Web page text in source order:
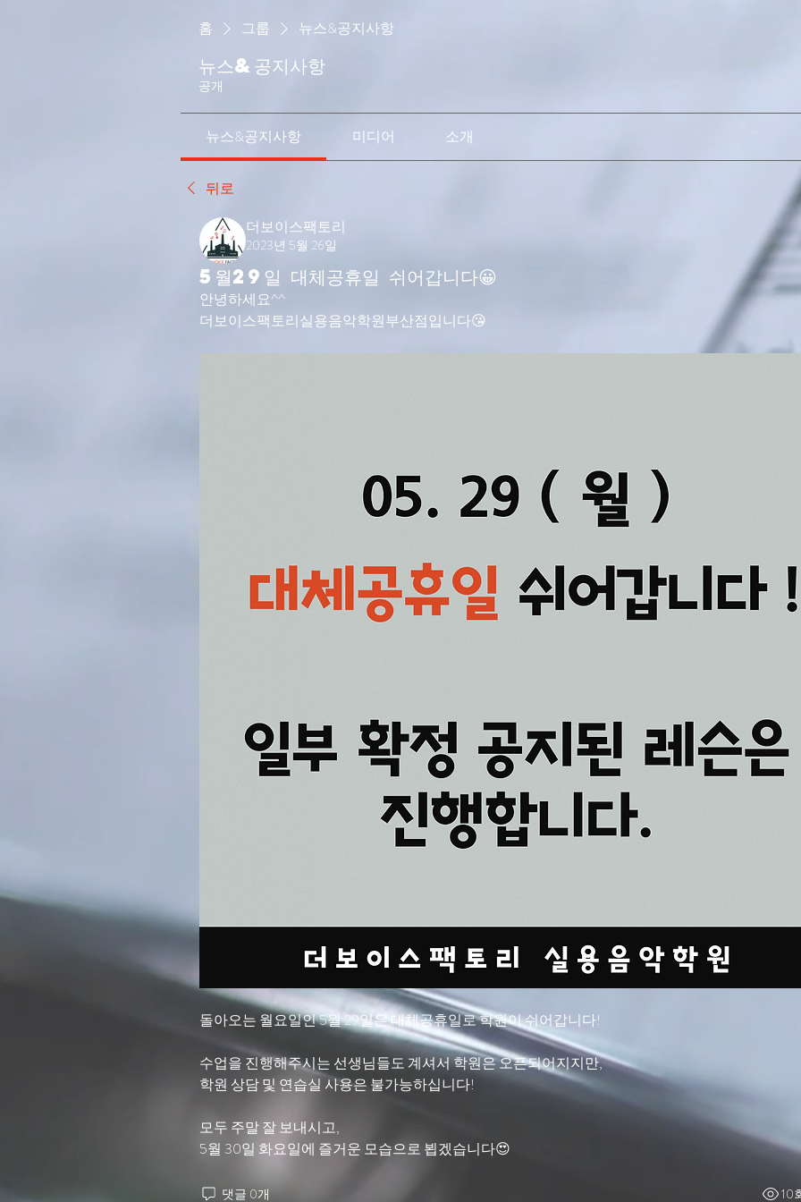
홈 그룹 뉴스&공지사항
뉴스&공지사항
공개
뉴스&공지사항 미디어 소개
뒤로
더보이스팩토리
2023년 5월 26일
5월29일 대체공휴일 쉬어갑니다😀
안녕하세요^^
더보이스팩토리실용음악학원부산점입니다😘
돌아오는 월요일인 5월 29일은 대체공휴일로 학원이 쉬어갑니다!
수업을 진행해주시는 선생님들도 계셔서 학원은 오픈되어지지만,
학원 상담 및 연습실 사용은 불가능하십니다!
모두 주말 잘 보내시고,
5월 30일 화요일에 즐거운 모습으로 뵙겠습니다😍
댓글 0개 10